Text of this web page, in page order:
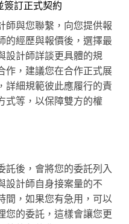
簽訂正式契約
師與您聯繫，向您提供報
的經歷與報價後，選擇最
設計師詳談更具體的規
作，建議您在合作正式展
詳細規範彼此應履行的責
式等，以保障雙方的權
託後，會將您的委託列入
設計師自身接案量的不
間，如果您有急用，可以
您的委託，這樣會讓您更